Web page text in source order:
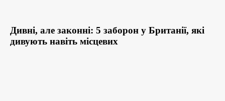
Дивні, але законні: 5 заборон у Британії, які
дивують навіть місцевих